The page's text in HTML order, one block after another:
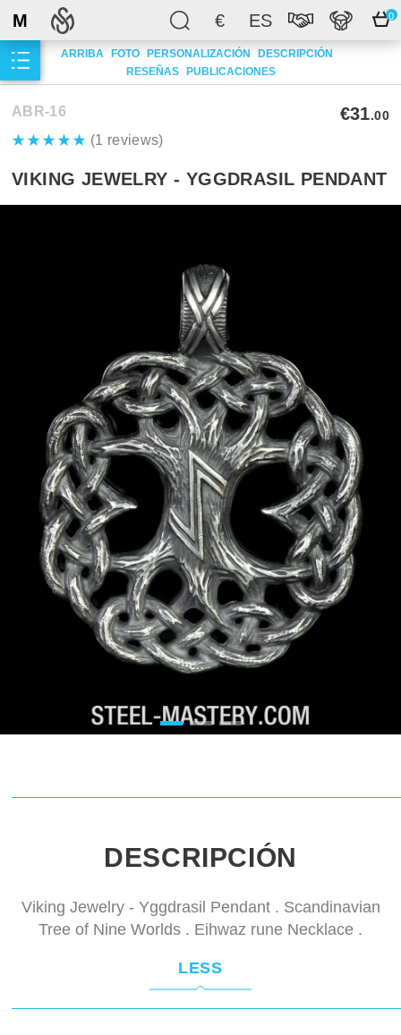
€ ES 0
M
ARRIBA FOTO PERSONALIZACIÓN
DESCRIPCIÓN
RESEÑAS
PUBLICACIONES
ABR-16
(1 reviews)
€31.00
VIKING JEWELRY - YGGDRASIL PENDANT
DESCRIPCIÓN
Viking Jewelry - Yggdrasil Pendant . Scandinavian
Tree of Nine Worlds . Eihwaz rune Necklace .
LESS